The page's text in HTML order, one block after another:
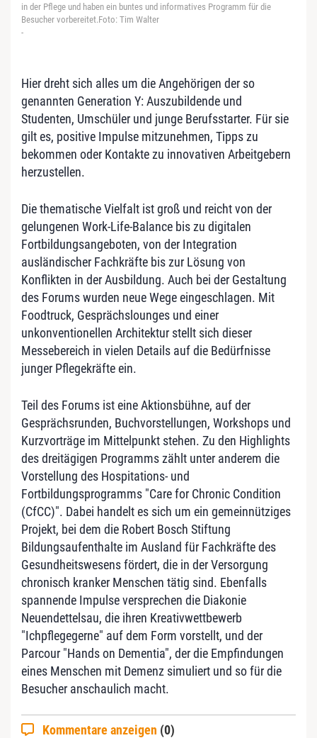
in der Pflege und haben ein buntes und informatives Programm für die
Besucher vorbereitet.Foto: Tim Walter
-
Hier dreht sich alles um die Angehörigen der so
genannten Generation Y: Auszubildende und
Studenten, Umschüler und junge Berufsstarter. Für sie
gilt es, positive Impulse mitzunehmen, Tipps zu
bekommen oder Kontakte zu innovativen Arbeitgebern
herzustellen.
Die thematische Vielfalt ist groß und reicht von der
gelungenen Work-Life-Balance bis zu digitalen
Fortbildungsangeboten, von der Integration
ausländischer Fachkräfte bis zur Lösung von
Konflikten in der Ausbildung. Auch bei der Gestaltung
des Forums wurden neue Wege eingeschlagen. Mit
Foodtruck, Gesprächslounges und einer
unkonventionellen Architektur stellt sich dieser
Messebereich in vielen Details auf die Bedürfnisse
junger Pflegekräfte ein.
Teil des Forums ist eine Aktionsbühne, auf der
Gesprächsrunden, Buchvorstellungen, Workshops und
Kurzvorträge im Mittelpunkt stehen. Zu den Highlights
des dreitägigen Programms zählt unter anderem die
Vorstellung des Hospitations- und
Fortbildungsprogramms "Care for Chronic Condition
(CfCC)". Dabei handelt es sich um ein gemeinnütziges
Projekt, bei dem die Robert Bosch Stiftung
Bildungsaufenthalte im Ausland für Fachkräfte des
Gesundheitswesens fördert, die in der Versorgung
chronisch kranker Menschen tätig sind. Ebenfalls
spannende Impulse versprechen die Diakonie
Neuendettelsau, die ihren Kreativwettbewerb
"Ichpflegegerne" auf dem Form vorstellt, und der
Parcour "Hands on Dementia", der die Empfindungen
eines Menschen mit Demenz simuliert und so für die
Besucher anschaulich macht.
Kommentare anzeigen (0)